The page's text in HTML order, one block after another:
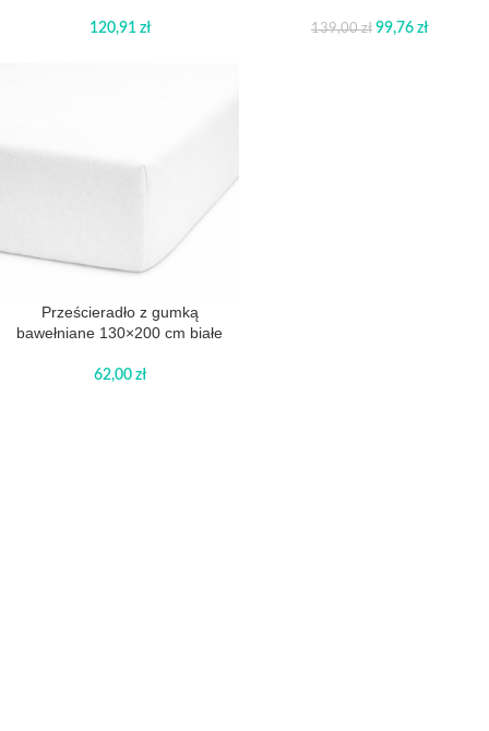
120,91 zł 139,00zł 99,76 zł
Prześcieradło z gumką
bawełniane 130×200 cm białe
62,00 zł